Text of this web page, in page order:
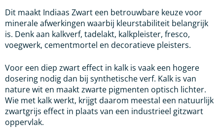
Dit maakt Indiaas Zwart een betrouwbare keuze voor
minerale afwerkingen waarbij kleurstabiliteit belangrijk
is. Denk aan kalkverf, tadelakt, kalkpleister, fresco,
voegwerk, cementmortel en decoratieve pleisters.
Voor een diep zwart effect in kalk is vaak een hogere
dosering nodig dan bij synthetische verf. Kalk is van
nature wit en maakt zwarte pigmenten optisch lichter.
Wie met kalk werkt, krijgt daarom meestal een natuurlijk
zwartgrijs effect in plaats van een industrieel gitzwart
oppervlak.